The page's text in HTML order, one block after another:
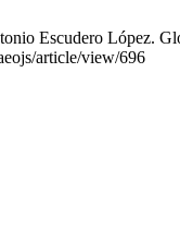
Escudero López.
article/view/696